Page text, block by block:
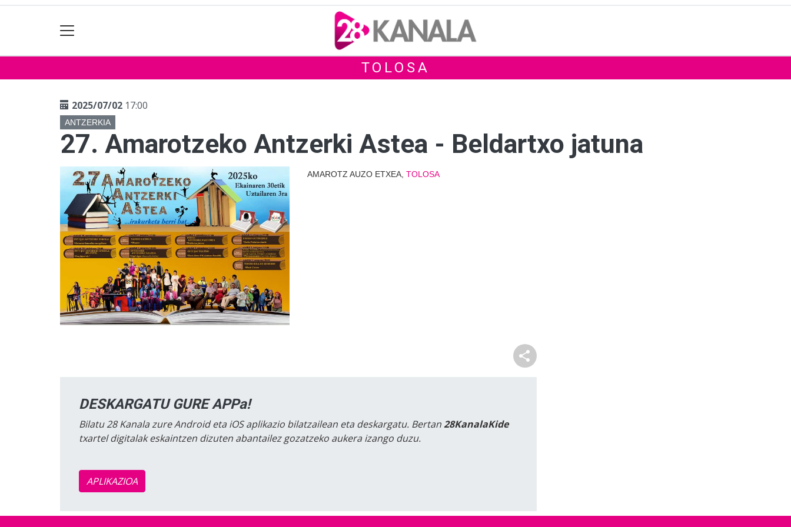
TOLOSA
2025/07/02 17:00
ANTZERKIA
27. Amarotzeko Antzerki Astea - Beldartxo jatuna
AMAROTZ AUZO ETXEA, TOLOSA
DESKARGATU GURE APPa!
Bilatu 28 Kanala zure Android eta iOS aplikazio bilatzailean eta deskargatu. Bertan28KanalaKide
txartel digitalak eskaintzen dizuten abantailez gozatzeko aukera izango duzu.
APLIKAZIOA